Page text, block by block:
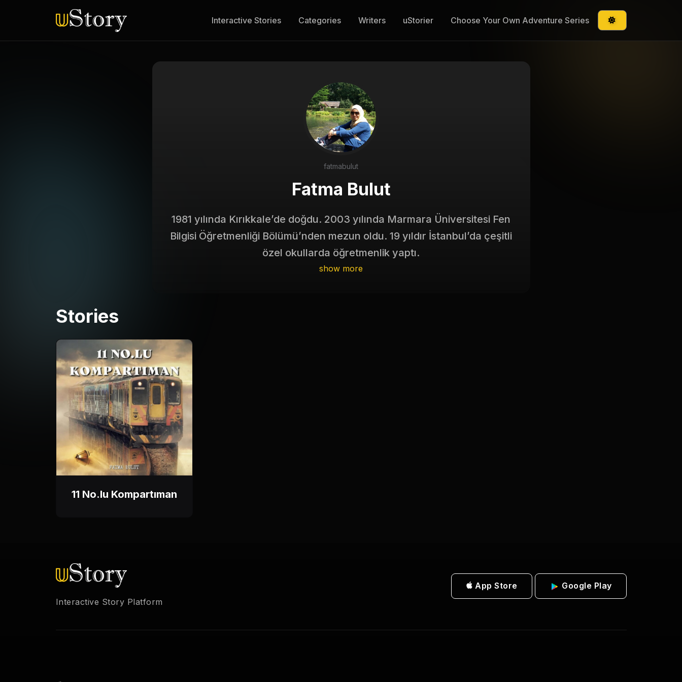
Interactive Stories Categories Writers uStorier Choose Your Own Adventure Series
fatmabulut
Fatma Bulut
1981 yılında Kırıkkale’de doğdu. 2003 yılında Marmara Üniversitesi Fen
Bilgisi Öğretmenliği Bölümü’nden mezun oldu. 19 yıldır İstanbul’da çeşitli
özel okullarda öğretmenlik yaptı.
show more
Stories
11 No.lu Kompartıman
Interactive Story Platform
App Store Google Play